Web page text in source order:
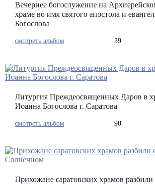
Вечернее богослужение на
храме во имя святого апостола и
Богослова
смотреть альбом 39
Литургия Преждеосвященных Даров в
Иоанна Богослова г. Саратова
смотреть альбом 90
Прихожане саратовских храмов разбили